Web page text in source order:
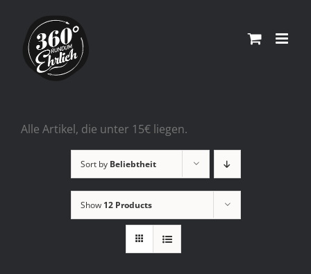
content
Alle Artikel, die unter 15€ liegen.
Sort by Beliebtheit
Show 12 Products